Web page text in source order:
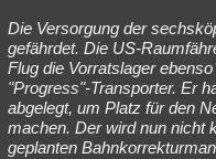
Die Versorgung der
gefährdet. Die US-
Flug die Vorratslager
"Progress"-Transporter. Er
abgelegt, um Platz für den
machen. Der wird nun nicht
geplanten